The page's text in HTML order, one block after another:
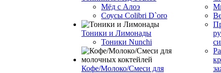
Мёд с Алоэ
Соусы Colibri D`oro
Тоники и Лимонады
Тоники Nunchi
Кофе/Молоко/Смеси для